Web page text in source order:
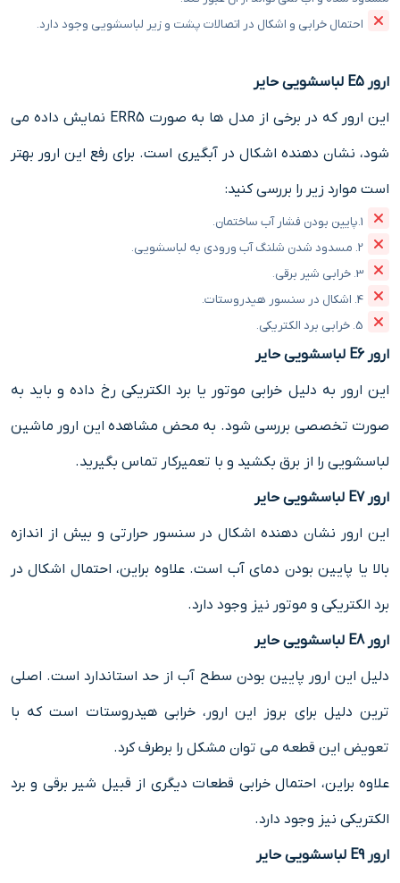
احتمال خرابی و اشکال در اتصالات پشت و زیر لباسشویی وجود دارد.
ارور E5 لباسشویی حایر
این ارور که در برخی از مدل ها به صورت ERR5 نمایش داده می
شود، نشان دهنده اشکال در آبگیری است. برای رفع این ارور بهتر
است موارد زیر را بررسی کنید:
1.پایین بودن فشار آب ساختمان.
2. مسدود شدن شلنگ آب ورودی به لباسشویی.
3. خرابی شیر برقی.
4. اشکال در سنسور هیدروستات.
5. خرابی برد الکتریکی.
ارور E6 لباسشویی حایر
این ارور به دلیل خرابی موتور یا برد الکتریکی رخ داده و باید به
صورت تخصصی بررسی شود. به محض مشاهده این ارور ماشین
لباسشویی را از برق بکشید و با تعمیرکار تماس بگیرید.
ارور E7 لباسشویی حایر
این ارور نشان دهنده اشکال در سنسور حرارتی و بیش از اندازه
بالا یا پایین بودن دمای آب است. علاوه براین، احتمال اشکال در
برد الکتریکی و موتور نیز وجود دارد.
ارور E8 لباسشویی حایر
دلیل این ارور پایین بودن سطح آب از حد استاندارد است. اصلی
ترین دلیل برای بروز این ارور، خرابی هیدروستات است که با
تعویض این قطعه می توان مشکل را برطرف کرد.
علاوه براین، احتمال خرابی قطعات دیگری از قبیل شیر برقی و برد
الکتریکی نیز وجود دارد.
ارور E9 لباسشویی حایر